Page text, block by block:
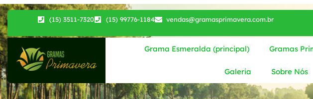
(15) 3511-7320 (15) 99776-1184 vendas@gramasprimavera.com.br
Grama Esmeralda (principal) Gramas
Galeria Sobre Nós